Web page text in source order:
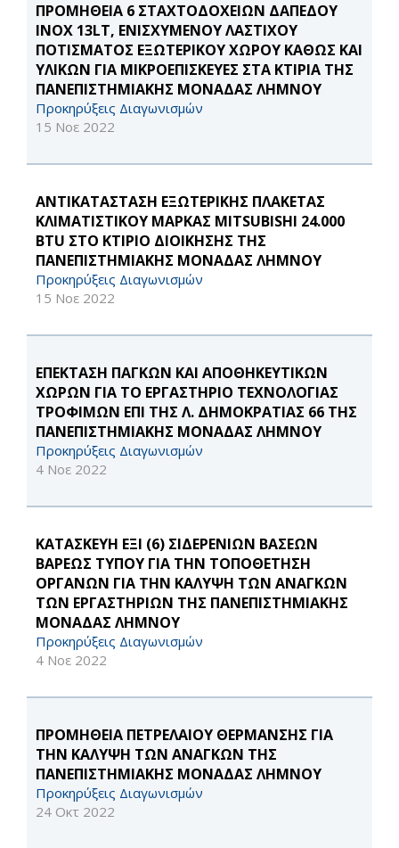
ΠΡΟΜΗΘΕΙΑ 6 ΣΤΑΧΤΟΔΟΧΕΙΩΝ ΔΑΠΕΔΟΥ
ΙΝΟΧ 13LT, ΕΝΙΣΧΥΜΕΝΟΥ ΛΑΣΤΙΧΟΥ
ΠΟΤΙΣΜΑΤΟΣ ΕΞΩΤΕΡΙΚΟΥ ΧΩΡΟΥ ΚΑΘΩΣ ΚΑΙ
ΥΛΙΚΩΝ ΓΙΑ ΜΙΚΡΟΕΠΙΣΚΕΥΕΣ ΣΤΑ ΚΤΙΡΙΑ ΤΗΣ
ΠΑΝΕΠΙΣΤΗΜΙΑΚΗΣ ΜΟΝΑΔΑΣ ΛΗΜΝΟΥ
Προκηρύξεις Διαγωνισμών
15 Νοε 2022
ΑΝΤΙΚΑΤΑΣΤΑΣΗ ΕΞΩΤΕΡΙΚΗΣ ΠΛΑΚΕΤΑΣ
ΚΛΙΜΑΤΙΣΤΙΚΟΥ ΜΑΡΚΑΣ MITSUBISHI 24.000
BTU ΣΤΟ ΚΤΙΡΙΟ ΔΙΟΙΚΗΣΗΣ ΤΗΣ
ΠΑΝΕΠΙΣΤΗΜΙΑΚΗΣ ΜΟΝΑΔΑΣ ΛΗΜΝΟΥ
Προκηρύξεις Διαγωνισμών
15 Νοε 2022
ΕΠΕΚΤΑΣΗ ΠΑΓΚΩΝ ΚΑΙ ΑΠΟΘΗΚΕΥΤΙΚΩΝ
ΧΩΡΩΝ ΓΙΑ ΤΟ ΕΡΓΑΣΤΗΡΙΟ ΤΕΧΝΟΛΟΓΙΑΣ
ΤΡΟΦΙΜΩΝ ΕΠΙ ΤΗΣ Λ. ΔΗΜΟΚΡΑΤΙΑΣ 66 ΤΗΣ
ΠΑΝΕΠΙΣΤΗΜΙΑΚΗΣ ΜΟΝΑΔΑΣ ΛΗΜΝΟΥ
Προκηρύξεις Διαγωνισμών
4 Νοε 2022
ΚΑΤΑΣΚΕΥΗ ΕΞΙ (6) ΣΙΔΕΡΕΝΙΩΝ ΒΑΣΕΩΝ
ΒΑΡΕΩΣ ΤΥΠΟΥ ΓΙΑ ΤΗΝ ΤΟΠΟΘΕΤΗΣΗ
ΟΡΓΑΝΩΝ ΓΙΑ ΤΗΝ ΚΑΛΥΨΗ ΤΩΝ ΑΝΑΓΚΩΝ
ΤΩΝ ΕΡΓΑΣΤΗΡΙΩΝ ΤΗΣ ΠΑΝΕΠΙΣΤΗΜΙΑΚΗΣ
ΜΟΝΑΔΑΣ ΛΗΜΝΟΥ
Προκηρύξεις Διαγωνισμών
4 Νοε 2022
ΠΡΟΜΗΘΕΙΑ ΠΕΤΡΕΛΑΙΟΥ ΘΕΡΜΑΝΣΗΣ ΓΙΑ
ΤΗΝ ΚΑΛΥΨΗ ΤΩΝ ΑΝΑΓΚΩΝ ΤΗΣ
ΠΑΝΕΠΙΣΤΗΜΙΑΚΗΣ ΜΟΝΑΔΑΣ ΛΗΜΝΟΥ
Προκηρύξεις Διαγωνισμών
24 Οκτ 2022